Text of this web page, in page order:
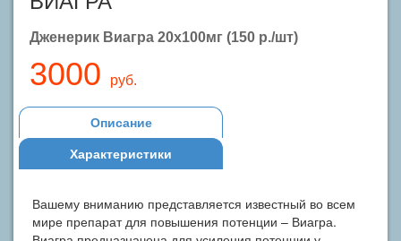
Дженерик Виагра 20x100мг (150 р./шт)
3000 руб.
Описание
Характеристики
Вашему вниманию представляется известный во всем
мире препарат для повышения потенции – Виагра.